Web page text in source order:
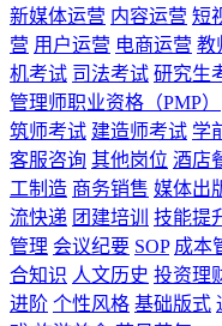
新媒体运营 内容运营 短
营 用户运营 电商运营 教
机考试 司法考试 研究生
管理师职业资格（PMP）
筑师考试 建造师考试 学
客服咨询 其他岗位 酒店
工制造 商务销售 媒体出
流快递 团建培训 技能提
管理 会议纪要 SOP 成本
合知识 人文历史 投资理
进阶 个性风格 基础版式